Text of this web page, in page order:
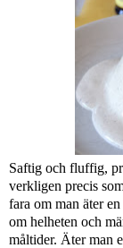
Saftig och fluffig,
verkligen precis
fara om man äter
om helheten och
måltider. Äter man